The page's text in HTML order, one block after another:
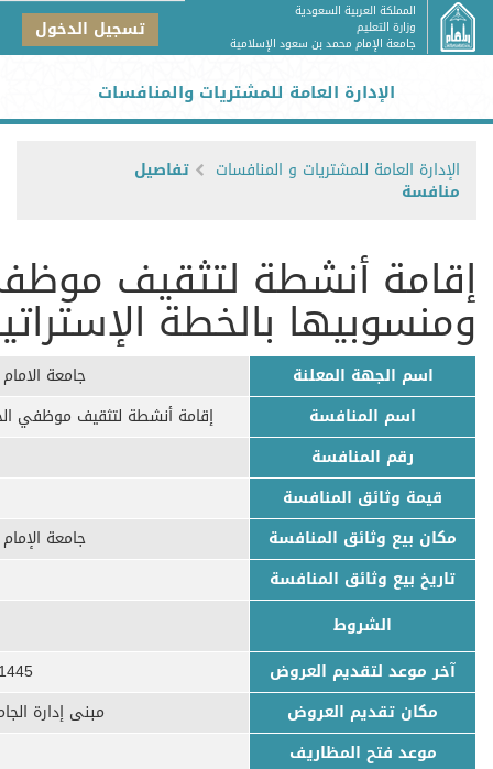
المملكة العربية السعودية
وزارة التعليم
جامعة الإمام محمد بن سعود الإسلامية تسجيل الدخول
الإدارة العامة للمشتريات والمنافسات
الإدارة العامة للمشتريات و المنافسات تفاصيل
منافسة
إقامة أنشطة لتثقيف
ومنسوبيها بالخطة الإستراتيجية
اسم الجهة المعلنة
جامعة
اسم المنافسة
إقامة أنشطة لتثقيف موظفي
رقم المنافسة
قيمة وثائق المنافسة
مكان بيع وثائق المنافسة
جامعة
تاريخ بيع وثائق المنافسة
الشروط
آخر موعد لتقديم العروض
12/03/
مكان تقديم العروض
مبنى إدارة
موعد فتح المظاريف